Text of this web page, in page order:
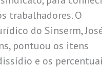
trabalhadores. O
do Sinserm,
pontuou os itens
e os